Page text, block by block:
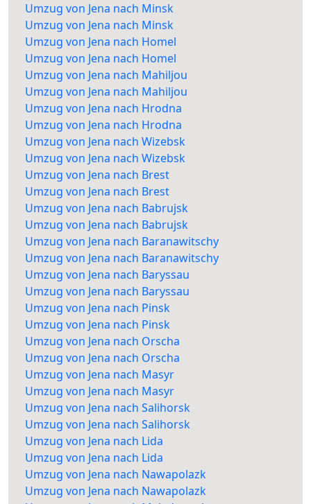
Umzug von Jena nach Minsk
Umzug von Jena nach Minsk
Umzug von Jena nach Homel
Umzug von Jena nach Homel
Umzug von Jena nach Mahiljou
Umzug von Jena nach Mahiljou
Umzug von Jena nach Hrodna
Umzug von Jena nach Hrodna
Umzug von Jena nach Wizebsk
Umzug von Jena nach Wizebsk
Umzug von Jena nach Brest
Umzug von Jena nach Brest
Umzug von Jena nach Babrujsk
Umzug von Jena nach Babrujsk
Umzug von Jena nach Baranawitschy
Umzug von Jena nach Baranawitschy
Umzug von Jena nach Baryssau
Umzug von Jena nach Baryssau
Umzug von Jena nach Pinsk
Umzug von Jena nach Pinsk
Umzug von Jena nach Orscha
Umzug von Jena nach Orscha
Umzug von Jena nach Masyr
Umzug von Jena nach Masyr
Umzug von Jena nach Salihorsk
Umzug von Jena nach Salihorsk
Umzug von Jena nach Lida
Umzug von Jena nach Lida
Umzug von Jena nach Nawapolazk
Umzug von Jena nach Nawapolazk